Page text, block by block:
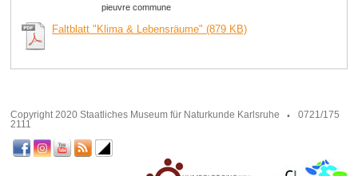
pieuvre commune
Faltblatt "Klima & Lebensräume" (879 KB)
Copyright 2020 Staatliches Museum für Naturkunde Karlsruhe
0721/175
2111